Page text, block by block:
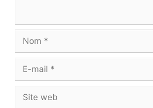
mail
web